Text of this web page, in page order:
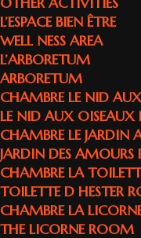
L’ESPACE BIEN ÊTRE
WELL NESS AREA
L’ARBORETUM
ARBORETUM
CHAMBRE LE NID
LE NID AUX
CHAMBRE LE JARDIN
JARDIN DES
CHAMBRE LA
TOILETTE D HESTER
CHAMBRE LA
THE LICORNE ROOM